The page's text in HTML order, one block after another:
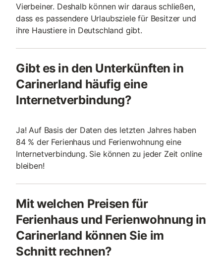
Vierbeiner. Deshalb können wir daraus schließen,
dass es passendere Urlaubsziele für Besitzer und
ihre Haustiere in Deutschland gibt.
Gibt es in den Unterkünften in
Carinerland häufig eine
Internetverbindung?
Ja! Auf Basis der Daten des letzten Jahres haben
84 % der Ferienhaus und Ferienwohnung eine
Internetverbindung. Sie können zu jeder Zeit online
bleiben!
Mit welchen Preisen für
Ferienhaus und Ferienwohnung in
Carinerland können Sie im
Schnitt rechnen?